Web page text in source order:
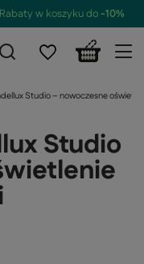
Rabaty w koszyku do-10%
Studio – nowoczesne
Studio